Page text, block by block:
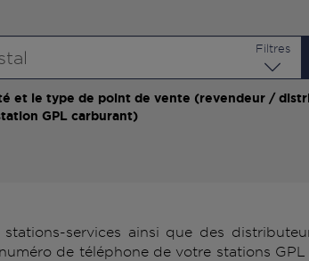
Filtres
et le type de point de vente (revendeur /
GPL carburant)
services ainsi que des
de téléphone de votre stations